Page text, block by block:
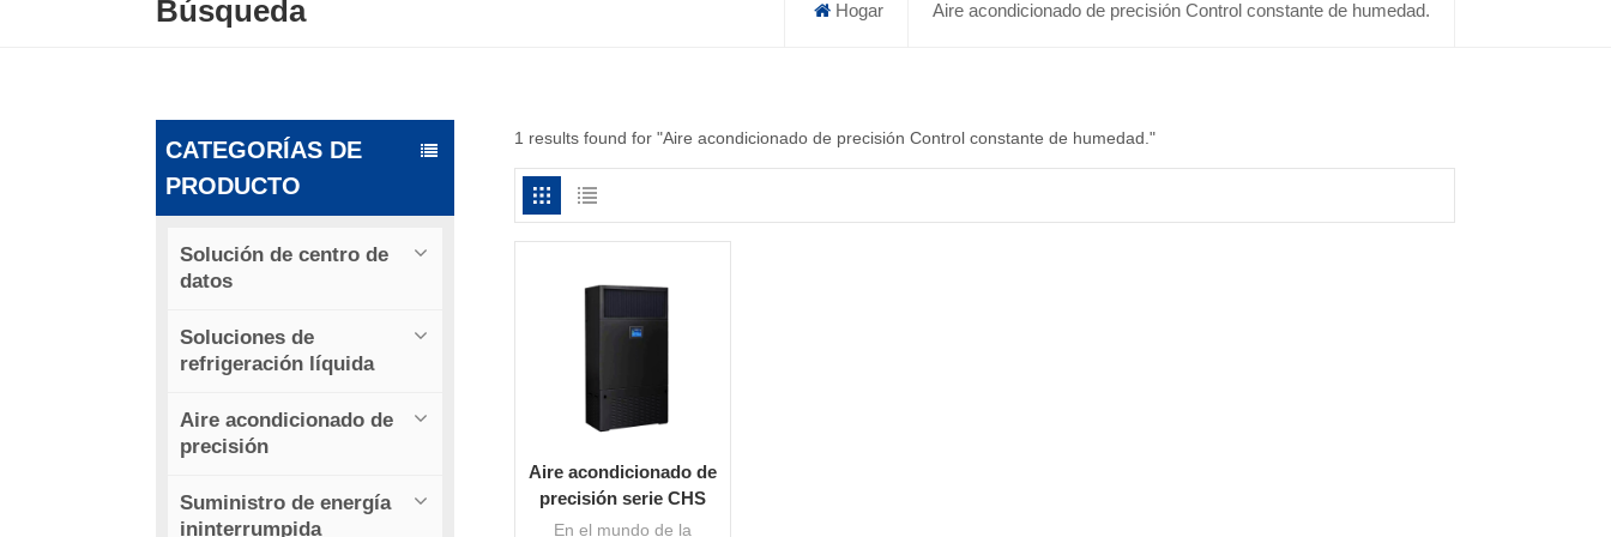
Búsqueda Hogar Aire acondicionado de precisión Control constante de humedad.
CATEGORÍAS DE
PRODUCTO
Solución de centro de
datos
Soluciones de
refrigeración líquida
Aire acondicionado de
precisión
Suministro de energía
ininterrumpida
1 results found for "Aire acondicionado de precisión Control constante de humedad."
Aire acondicionado de
precisión serie CHS
para un control óptimo
En el mundo de la